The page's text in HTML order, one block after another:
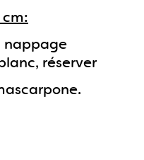
nappage
réserver